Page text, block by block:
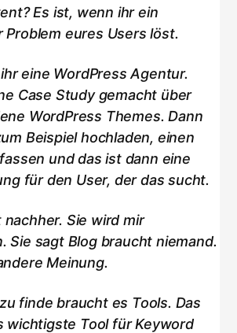
Es ist, wenn ihr ein
eures Users löst.
eine WordPress Agentur.
Case Study gemacht über
WordPress Themes. Dann
Beispiel hochladen, einen
und das ist dann eine
für den User, der das sucht.
nachher. Sie wird mir
Sie sagt Blog braucht niemand.
Meinung.
finde braucht es Tools. Das
wichtigste Tool für Keyword